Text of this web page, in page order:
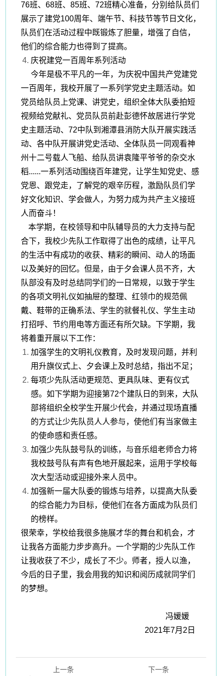
76班、68班、85班、72班精心准备，分别给队员们
展示了建党100周年、端午节、科技节等节日文化，
队员们在活动过程中既锻炼了胆量，增强了自信，
他们的综合能力也得到了提高。
庆祝建党一百周年系列活动
今年是极不平凡的一年，为庆祝中国共产党建党
一百周年，我校开展了一系列学党史主题活动。如
党员给队员上党课、讲党史，组织全体大队委拍短
视频给党献礼、党员队员前赴彭德怀故居进行学党
史主题活动、72中队到湘潭县消防大队开展实践活
动、各中队开展讲党史活动、全体队员一同观看神
州十二号载人飞船、给队员讲袁隆平爷爷的杂交水
稻......一系列活动围绕百年建党，让学生知党史、感
党恩、跟党走，了解党的艰辛历程，激励队员们学
好文化知识、学会做人，为努力成为共产主义接班
人而奋斗！
本学期，在校领导和中队辅导员的大力支持与配
合下，我校少先队工作取得了出色的成绩，让平凡
的生活中有成功的收获、精彩的瞬间、动人的场面
以及美好的回忆。但是， 由于夕会课人员不齐，大
队部没有及时总结同学们的一日常规，以致于学生
的各项文明礼仪如抽屉的整理、红领巾的规范佩
戴、鞋带的正确系法、学生的就餐礼仪、学生主动
打招呼、节约用电等方面还有所欠缺。下学期，我
将着重开展以下工作：
加强学生的文明礼仪教育，及时发现问题，并利
用升旗仪式上、夕会课上及时总结，指出不足；
每项少先队活动更规范、更具队味、更有仪式
感。如下学期为迎接第72个建队日的到来，大队
部将组织全校学生开展少代会，并通过现场直播
的方式让少先队员人人参与，使他们有当家做主
的使命感和责任感。
加强少先队鼓号队的训练，与音乐组老师合力将
我校鼓号队有声有色地开展起来，运用于学校每
次大型活动或迎接外来人员中。
加强新一届大队委的锻炼与培养，以提高大队委
的综合能力为目标，使他们在各方面成为队员们
的榜样。
很荣幸，学校给我很多施展才华的舞台和机会，才
让我各方面能力步步高升。一个学期的少先队工作
让我收获了不少，成长了不少。师者，授人以渔，
今后的日子里，我会用我的知识和阅历成就同学们
的梦想。
冯媛媛
2021年7月2日
上一条
下一条